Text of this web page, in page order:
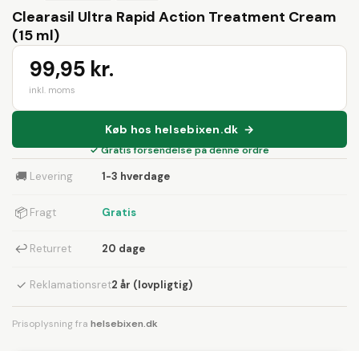
Clearasil Ultra Rapid Action Treatment Cream
(15 ml)
99,95 kr.
inkl. moms
Køb hos helsebixen.dk →
✓ Gratis forsendelse på denne ordre
🚚 Levering 1-3 hverdage
📦 Fragt Gratis
↩ Returret 20 dage
✓ Reklamationsret2 år (lovpligtig)
Prisoplysning fra helsebixen.dk